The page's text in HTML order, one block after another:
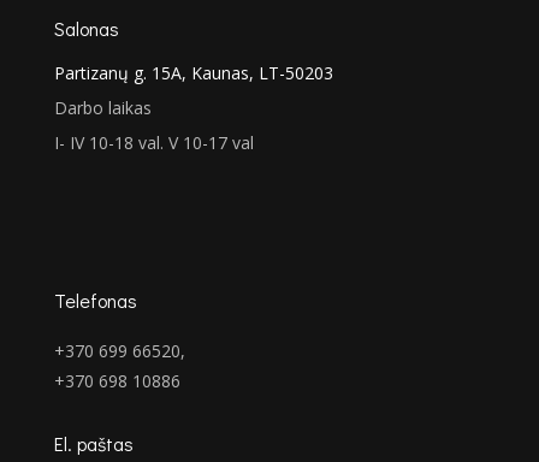
Salonas
Partizanų g. 15A, Kaunas, LT-50203
Darbo laikas
I- IV 10-18 val. V 10-17 val
Telefonas
+370 699 66520,
+370 698 10886
El. paštas